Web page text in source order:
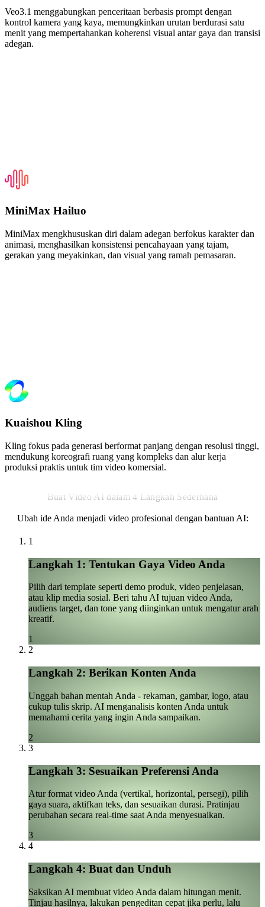
Veo3.1 menggabungkan penceritaan berbasis prompt dengan
kontrol kamera yang kaya, memungkinkan urutan berdurasi satu
menit yang mempertahankan koherensi visual antar gaya dan transisi
adegan.
MiniMax Hailuo
MiniMax mengkhususkan diri dalam adegan berfokus karakter dan
animasi, menghasilkan konsistensi pencahayaan yang tajam,
gerakan yang meyakinkan, dan visual yang ramah pemasaran.
Kuaishou Kling
Kling fokus pada generasi berformat panjang dengan resolusi tinggi,
mendukung koreografi ruang yang kompleks dan alur kerja
produksi praktis untuk tim video komersial.
Buat Video AI dalam 4 Langkah Sederhana
Ubah ide Anda menjadi video profesional dengan bantuan AI:
1
Langkah 1: Tentukan Gaya Video Anda
Pilih dari template seperti demo produk, video penjelasan,
atau klip media sosial. Beri tahu AI tujuan video Anda,
audiens target, dan tone yang diinginkan untuk mengatur arah
kreatif.
1
2
Langkah 2: Berikan Konten Anda
Unggah bahan mentah Anda - rekaman, gambar, logo, atau
cukup tulis skrip. AI menganalisis konten Anda untuk
memahami cerita yang ingin Anda sampaikan.
2
3
Langkah 3: Sesuaikan Preferensi Anda
Atur format video Anda (vertikal, horizontal, persegi), pilih
gaya suara, aktifkan teks, dan sesuaikan durasi. Pratinjau
perubahan secara real-time saat Anda menyesuaikan.
3
4
Langkah 4: Buat dan Unduh
Saksikan AI membuat video Anda dalam hitungan menit.
Tinjau hasilnya, lakukan pengeditan cepat jika perlu, lalu